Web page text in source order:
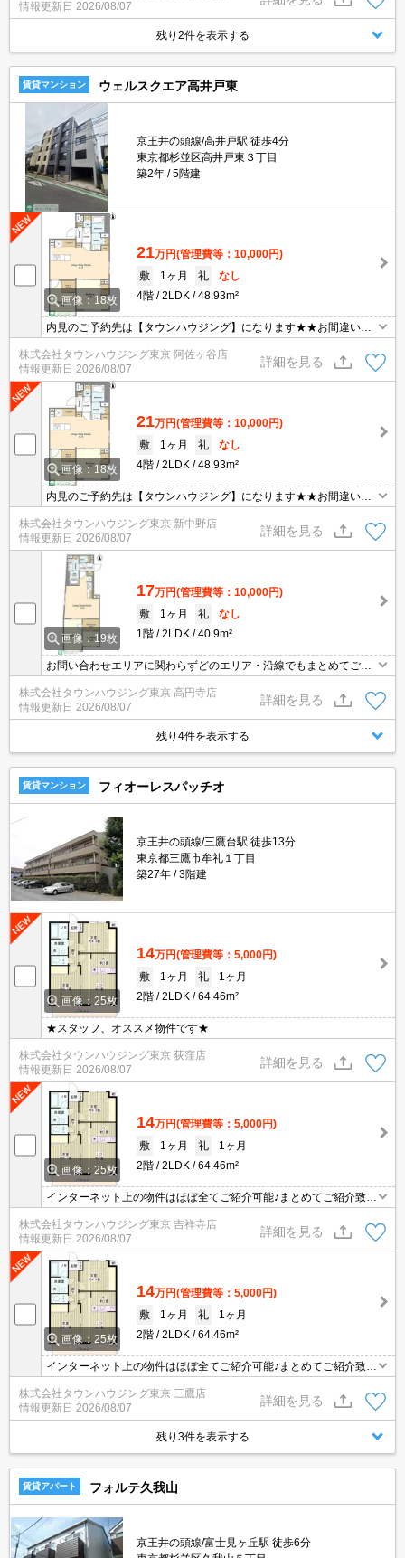
情報更新日 2026/08/07
残り2件を表示する
賃貸マンション ウェルスクエア高井戸東
京王井の頭線/高井戸駅 徒歩4分
東京都杉並区高井戸東３丁目
築2年
5階建
画像：18枚
21万円(管理費等：10,000円)
敷
1ヶ月 礼
なし
4階
2LDK 48.93m²
内見のご予約先は【タウンハウジング】になります★★お間違いな
く♪
株式会社タウンハウジング東京 阿佐ヶ谷店
情報更新日 2026/08/07
詳細を見る
画像：18枚
21万円(管理費等：10,000円)
敷
1ヶ月 礼
なし
4階
2LDK 48.93m²
内見のご予約先は【タウンハウジング】になります★★お間違いな
く♪
株式会社タウンハウジング東京 新中野店
情報更新日 2026/08/07
詳細を見る
画像：19枚
17万円(管理費等：10,000円)
敷
1ヶ月 礼
なし
1階
2LDK 40.9m²
お問い合わせエリアに関わらずどのエリア・沿線でもまとめてご紹
介可能です！！迷われている場合はますご相談くださいませ。
株式会社タウンハウジング東京 高円寺店
情報更新日 2026/08/07
詳細を見る
残り4件を表示する
賃貸マンション フィオーレスパッチオ
京王井の頭線/三鷹台駅 徒歩13分
東京都三鷹市牟礼１丁目
築27年
3階建
画像：25枚
14万円(管理費等：5,000円)
敷
1ヶ月 礼
1ヶ月
2階
2LDK 64.46m²
★スタッフ、オススメ物件です★
株式会社タウンハウジング東京 荻窪店
情報更新日 2026/08/07
詳細を見る
画像：25枚
14万円(管理費等：5,000円)
敷
1ヶ月 礼
1ヶ月
2階
2LDK 64.46m²
インターネット上の物件はほぼ全てご紹介可能♪まとめてご紹介致し
ます♪お気軽にお問合せください！お部屋探しはタウンハウジングま
で☆新着情報毎日更新☆
株式会社タウンハウジング東京 吉祥寺店
情報更新日 2026/08/07
詳細を見る
画像：25枚
14万円(管理費等：5,000円)
敷
1ヶ月 礼
1ヶ月
2階
2LDK 64.46m²
インターネット上の物件はほぼ全てご紹介可能♪まとめてご紹介致し
ます♪お気軽にお問合せください！お部屋探しはタウンハウジングま
で☆新着情報毎日更新☆
株式会社タウンハウジング東京 三鷹店
情報更新日 2026/08/07
詳細を見る
残り3件を表示する
賃貸アパート フォルテ久我山
京王井の頭線/富士見ヶ丘駅 徒歩6分